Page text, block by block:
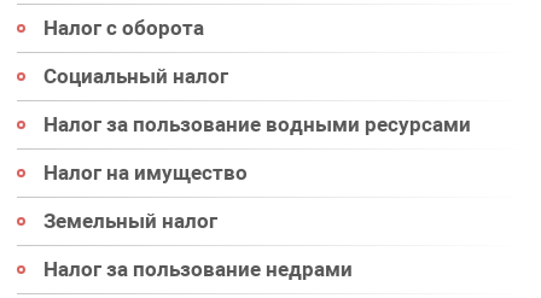
Налог с оборота
Социальный налог
Налог за пользование водными ресурсами
Налог на имущество
Земельный налог
Налог за пользование недрами